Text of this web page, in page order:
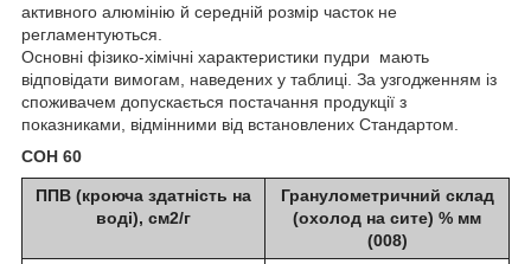
активного алюмінію й середній розмір часток не
регламентуються.
Основні фізико-хімічні характеристики пудри мають
відповідати вимогам, наведених у таблиці. За узгодженням із
споживачем допускається постачання продукції з
показниками, відмінними від встановлених Стандартом.
СОН 60
ППВ (кроюча здатність на
воді), см2/г
Гранулометричний склад
(охолод на сите) % мм
(008)